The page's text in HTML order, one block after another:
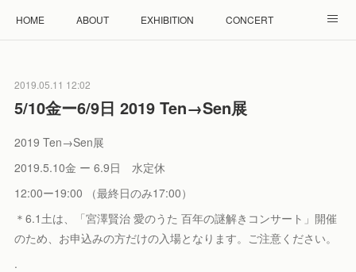
HOME ABOUT EXHIBITION CONCERT
2019.05.11 12:02
5/10金ー6/9日 2019 Ten→Sen展
2019 Ten→Sen展
2019.5.10金 ー 6.9日 水定休
12:00ー19:00 （最終日のみ17:00）
＊6.1土は、「宮澤賢治 愛のうた 百年の謎解きコンサート」開催
のため、お申込みの方だけの入場となります。ご注意ください。
.